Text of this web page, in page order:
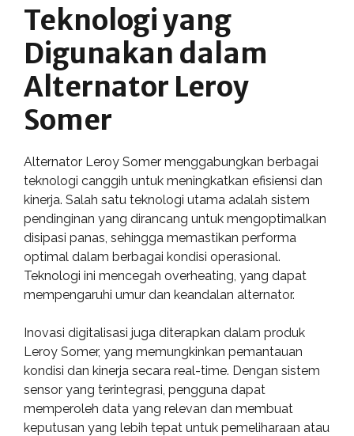
Teknologi yang
Digunakan dalam
Alternator Leroy
Somer
Alternator Leroy Somer menggabungkan berbagai
teknologi canggih untuk meningkatkan efisiensi dan
kinerja. Salah satu teknologi utama adalah sistem
pendinginan yang dirancang untuk mengoptimalkan
disipasi panas, sehingga memastikan performa
optimal dalam berbagai kondisi operasional.
Teknologi ini mencegah overheating, yang dapat
mempengaruhi umur dan keandalan alternator.
Inovasi digitalisasi juga diterapkan dalam produk
Leroy Somer, yang memungkinkan pemantauan
kondisi dan kinerja secara real-time. Dengan sistem
sensor yang terintegrasi, pengguna dapat
memperoleh data yang relevan dan membuat
keputusan yang lebih tepat untuk pemeliharaan atau